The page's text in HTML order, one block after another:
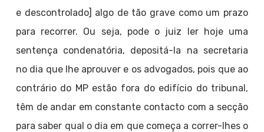
e descontrolado] algo de tão grave como um prazo
para recorrer. Ou seja, pode o juiz ler hoje uma
sentença condenatória, depositá-la na secretaria
no dia que lhe aprouver e os advogados, pois que ao
contrário do MP estão fora do edifício do tribunal,
têm de andar em constante contacto com a secção
para saber qual o dia em que começa a correr-lhes o